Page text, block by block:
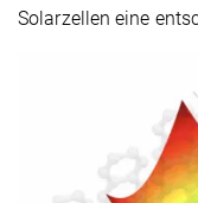
Solarzellen eine